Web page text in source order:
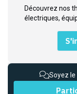
Découvrez nos
électriques,
Soyez